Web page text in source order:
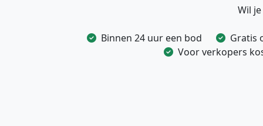
Wil
Binnen 24 uur een bod
Gratis
Voor verkopers